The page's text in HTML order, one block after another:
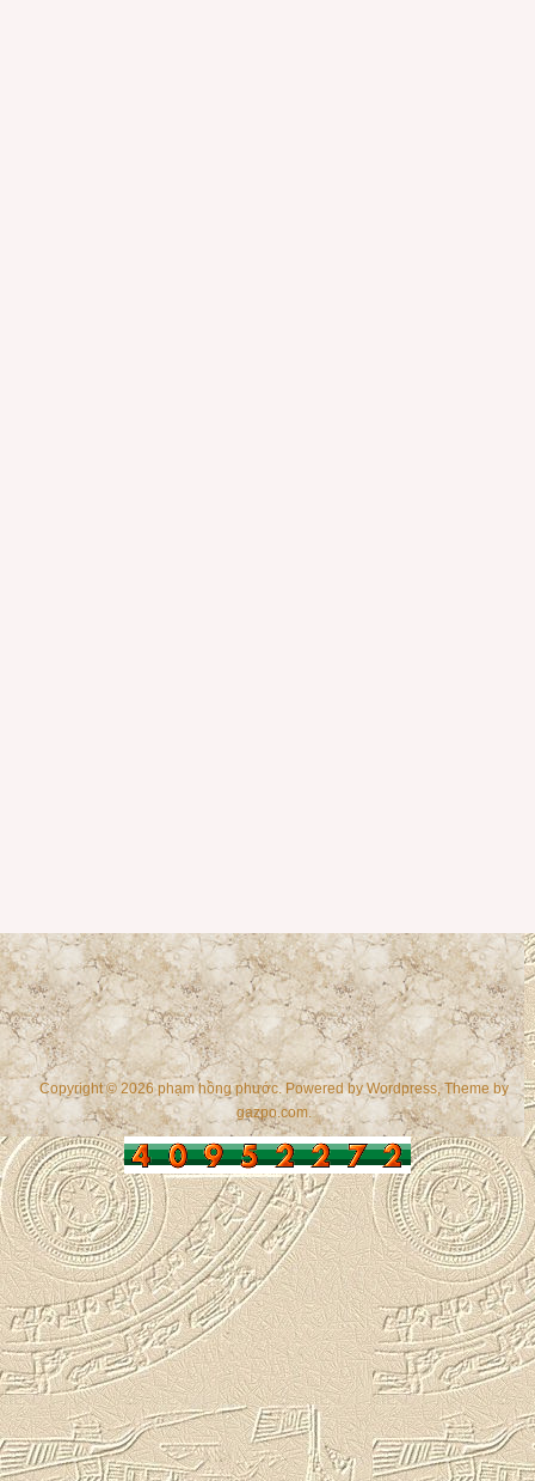
Copyright © 2026 phạm hồng phước. Powered byWordpress, Theme by
gazpo.com.